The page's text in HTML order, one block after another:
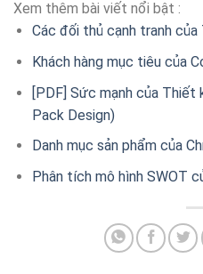
Xem thêm bài viết nổi bật :
Các đối thủ cạnh tranh của
Khách hàng mục tiêu của
[PDF] Sức mạnh của
Pack Design)
Danh mục sản phẩm của
Phân tích mô hình SWOT